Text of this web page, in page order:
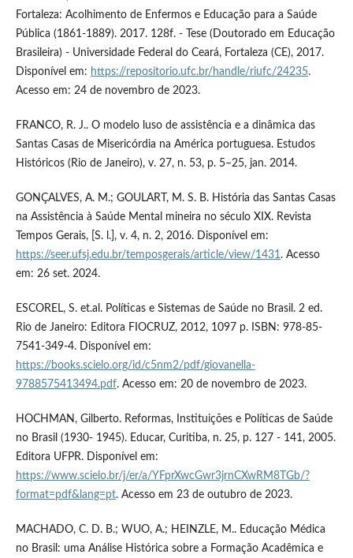
Fortaleza: Acolhimento de Enfermos e Educação para a Saúde
Pública (1861-1889). 2017. 128f. - Tese (Doutorado em Educação
Brasileira) - Universidade Federal do Ceará, Fortaleza (CE), 2017.
Disponível em: https://repositorio.ufc.br/handle/riufc/24235.
Acesso em: 24 de novembro de 2023.
FRANCO, R. J.. O modelo luso de assistência e a dinâmica das
Santas Casas de Misericórdia na América portuguesa. Estudos
Históricos (Rio de Janeiro), v. 27, n. 53, p. 5–25, jan. 2014.
GONÇALVES, A. M.; GOULART, M. S. B. História das Santas Casas
na Assistência à Saúde Mental mineira no século XIX. Revista
Tempos Gerais, [S. l.], v. 4, n. 2, 2016. Disponível em:
https://seer.ufsj.edu.br/temposgerais/article/view/1431. Acesso
em: 26 set. 2024.
ESCOREL, S. et.al. Políticas e Sistemas de Saúde no Brasil. 2 ed.
Rio de Janeiro: Editora FIOCRUZ, 2012, 1097 p. ISBN: 978-85-
7541-349-4. Disponível em:
https://books.scielo.org/id/c5nm2/pdf/giovanella-
9788575413494.pdf. Acesso em: 20 de novembro de 2023.
HOCHMAN, Gilberto. Reformas, Instituições e Políticas de Saúde
no Brasil (1930- 1945). Educar, Curitiba, n. 25, p. 127 - 141, 2005.
Editora UFPR. Disponível em:
https://www.scielo.br/j/er/a/YFprXwcGwr3jrnCXwRM8TGb/?
format=pdf&lang=pt. Acesso em 23 de outubro de 2023.
MACHADO, C. D. B.; WUO, A.; HEINZLE, M.. Educação Médica
no Brasil: uma Análise Histórica sobre a Formação Acadêmica e